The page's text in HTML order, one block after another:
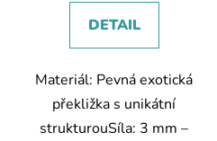
5
DETAIL
Materiál: Pevná exotická
překližka s unikátní
strukturouSíla: 3 mm –